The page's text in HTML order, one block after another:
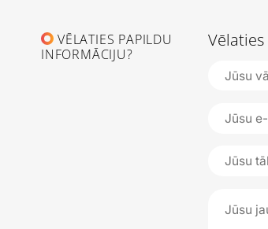
VĒLATIES PAPILDU
INFORMĀCIJU?